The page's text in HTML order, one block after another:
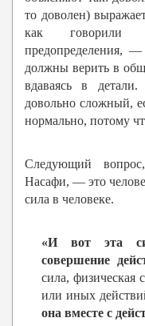
то доволен)
как говорили
предопределения,
должны верить в
вдаваясь в
довольно сложный,
нормально, потому
Следующий
Насафи, — это
сила в человеке.
«И вот эта
совершение
сила, физическая
или иных
она вместе с